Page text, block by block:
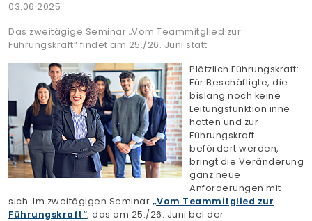
NEWS
ÜBER UNS
Finden Sie Ihre Weiterbildung
SUCHEN
03.06.2025
Das zweitägige Seminar „Vom Teammitglied zur
Führungskraft“ findet am 25./26. Juni statt
Plötzlich Führungskraft:
Für Beschäftigte, die
bislang noch keine
Leitungsfunktion inne
hatten und zur
Führungskraft
befördert werden,
bringt die Veränderung
ganz neue
Anforderungen mit
sich. Im zweitägigen Seminar „Vom Teammitglied zur
Führungskraft“, das am 25./26. Juni bei der